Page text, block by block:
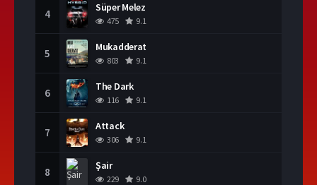
4 Süper Melez
475 9.1
5 Mukadderat
803 9.1
6 The Dark
116 9.1
7 Attack
306 9.1
8 Şair
229 9.0